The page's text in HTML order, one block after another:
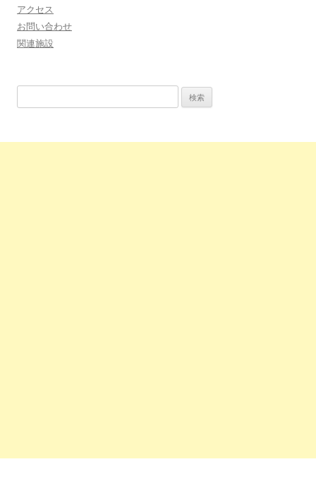
アクセス
お問い合わせ
関連施設
索: